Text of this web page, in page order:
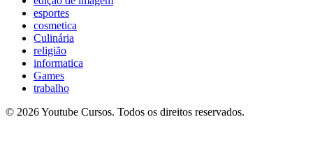
esportes
cosmetica
Culinária
religião
informatica
Games
trabalho
© 2026 Youtube Cursos. Todos os direitos reservados.